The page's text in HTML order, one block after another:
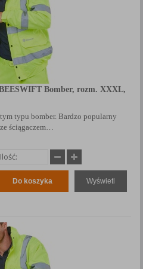
Bomber, rozm. XXXL,
typu bomber. Bardzo popularny
ściągaczem…
Do koszyka Wyświetl